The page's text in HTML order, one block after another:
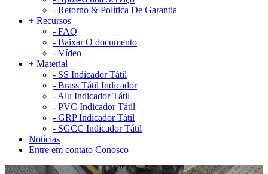
- Retorno & Política De Garantia
+ Recursos
- FAQ
- Baixar O documento
- Vídeo
+ Material
- SS Indicador Tátil
- Brass Tátil Indicador
- Alu Indicador Tátil
- PVC Indicador Tátil
- GRP Indicador Tátil
- SGCC Indicador Tátil
Notícias
Entre em contato Conosco